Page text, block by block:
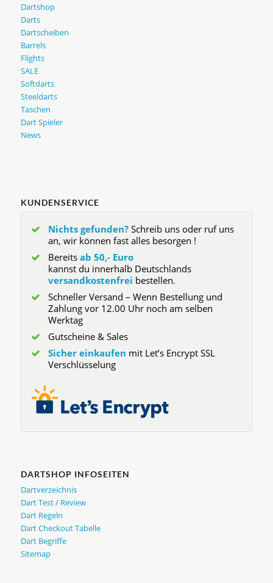
Dartshop
Darts
Dartscheiben
Barrels
Flights
SALE
Softdarts
Steeldarts
Taschen
Dart Spieler
News
KUNDENSERVICE
Nichts gefunden?Schreib uns oder ruf uns
an, wir können fast alles besorgen !
Bereits ab 50,- Euro
kannst du innerhalb Deutschlands
versandkostenfrei bestellen.
Schneller Versand – Wenn Bestellung und
Zahlung vor 12.00 Uhr noch am selben
Werktag
Gutscheine & Sales
Sicher einkaufen mit Let’s Encrypt SSL
Verschlüsselung
DARTSHOP INFOSEITEN
Dartverzeichnis
Dart Test / Review
Dart Regeln
Dart Checkout Tabelle
Dart Begriffe
Sitemap